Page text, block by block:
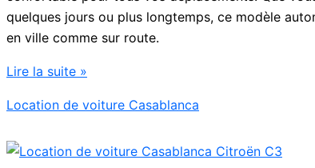
quelques jours ou plus longtemps, ce modèle
en ville comme sur route.
Location
208
Diesel
Lire la suite »
Location de voiture Casablanca